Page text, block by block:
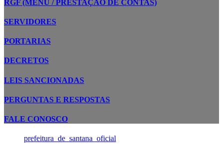
RGF (MENU / PRESTAÇÃO DE CONTAS)
SERVIDORES
PORTARIAS
DECRETOS
LEIS SANCIONADAS
PERGUNTAS E RESPOSTAS
FALE CONOSCO
prefeitura_de_santana_oficial